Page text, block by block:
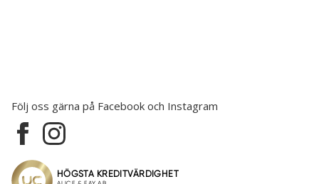
Följ oss gärna på Facebook och Instagram